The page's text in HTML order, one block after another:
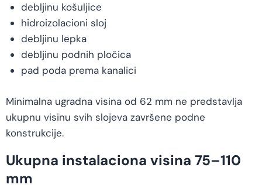
debljinu košuljice
hidroizolacioni sloj
debljinu lepka
debljinu podnih pločica
pad poda prema kanalici
Minimalna ugradna visina od 62 mm ne predstavlja
ukupnu visinu svih slojeva završene podne
konstrukcije.
Ukupna instalaciona visina 75–110
mm